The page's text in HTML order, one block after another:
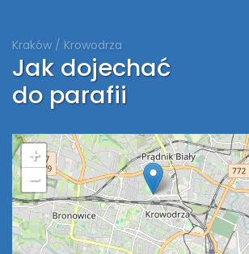
Kraków / Krowodrza
Jak dojechać
do parafii
+
−